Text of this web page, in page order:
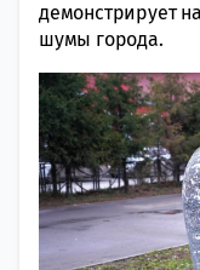
демонстрирует
шумы города.